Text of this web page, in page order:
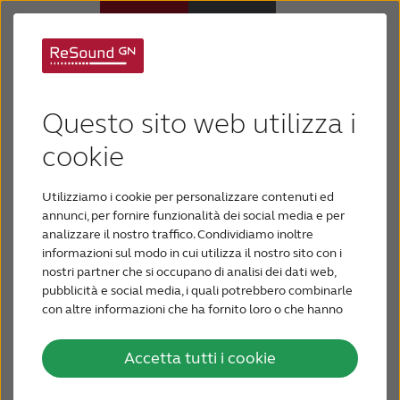
Questo sito web utilizza i
cookie
Utilizziamo i cookie per personalizzare contenuti ed
annunci, per fornire funzionalità dei social media e per
analizzare il nostro traffico. Condividiamo inoltre
informazioni sul modo in cui utilizza il nostro sito con i
nostri partner che si occupano di analisi dei dati web,
pubblicità e social media, i quali potrebbero combinarle
con altre informazioni che ha fornito loro o che hanno
In ottemperanza alle Nuove Linee Guida della
Accetta tutti i cookie
Ipoacusia
Supporto e assistenza
Perché ReSound
PER GLI AUDIOPROTESISTI
BLOG
Anche se l'acufene è un disturbo molto comune,
diversi tipi di acufene, e probabilmente il tuo
rientrerà in una di queste categorie.
Acufene soggettivo